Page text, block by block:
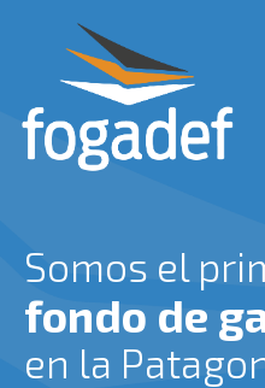
Somos el
fondo de
en la